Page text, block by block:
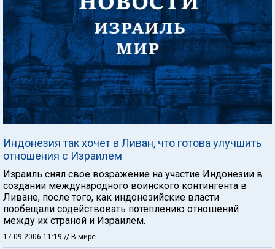
Индонезия так хочет в Ливан, что готова улучшить
отношения с Израилем
Израиль снял свое возражение на участие Индонезии в
создании международного воинского контингента в
Ливане, после того, как индонезийские власти
пообещали содействовать потеплению отношений
между их страной и Израилем.
17.09.2006 11:19 // В мире